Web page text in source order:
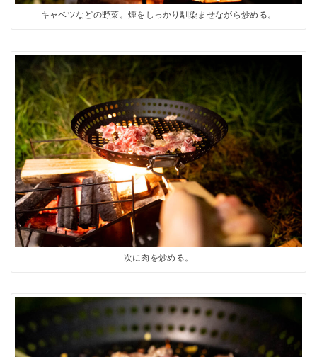
キャベツなどの野菜。煙をしっかり馴染ませながら炒める。
次に肉を炒める。